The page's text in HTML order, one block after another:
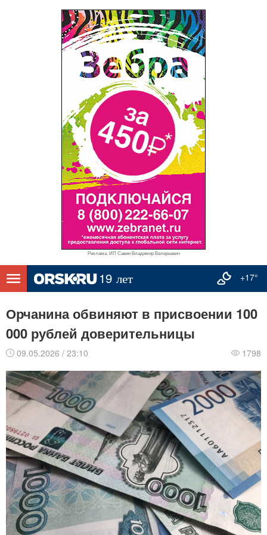
Реклама. ИП Савин Владимир Валерьевич
+17°
Орчанина обвиняют в присвоении 100
000 рублей доверительницы
09.05.2026 / 23:10 1798